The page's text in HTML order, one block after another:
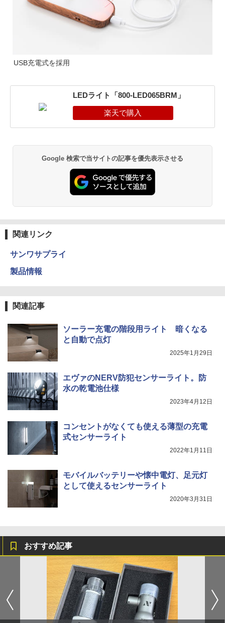
USB充電式を採用
LEDライト「800-LED065BRM」
Google 検索で当サイトの記事を優先表示させる
関連リンク
サンワサプライ
製品情報
関連記事
ソーラー充電の階段用ライト 暗くなる
と自動で点灯
2025年1月29日
エヴァのNERV防犯センサーライト。防
水の乾電池仕様
2023年4月12日
コンセントがなくても使える薄型の充電
式センサーライト
2022年1月11日
モバイルバッテリーや懐中電灯、足元灯
として使えるセンサーライト
2020年3月31日
おすすめ記事